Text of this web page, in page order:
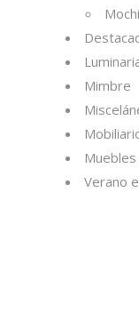
Mimbre
Verano